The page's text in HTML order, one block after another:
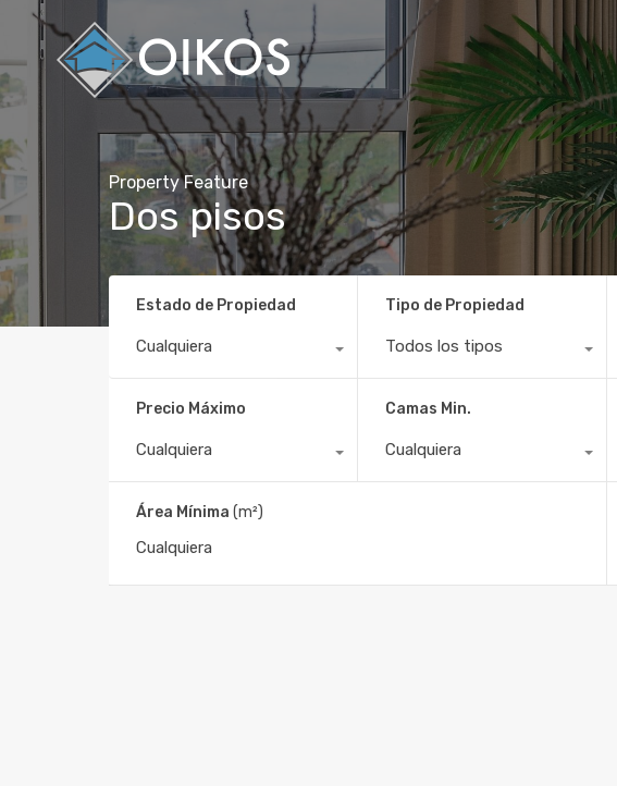
Property Feature
Dos pisos
Estado de Propiedad
Cualquiera
Tipo de Propiedad
Todos los tipos
Precio Máximo
Cualquiera
Camas Min.
Cualquiera
Área Mínima (m²)